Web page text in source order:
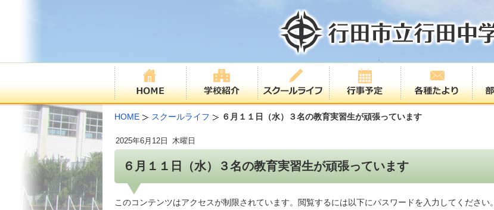
HOME スクールライフ ６月１１日（水）３名の教育実習生が頑張っています
６月１１日（水）３名の教育実習生が頑張っています
2025年6月12日 木曜日
このコンテンツはアクセスが制限されています。閲覧するには以下にパスワードを入力してください。